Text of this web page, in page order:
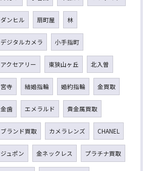
ダンヒル 扇町屋 林
デジタルカメラ 小手指町
アクセアリー 東狭山ヶ丘 北入曽
宮寺 結婚指輪 婚約指輪 金買取
金歯 エメラルド 貴金属買取
ブランド買取 カメラレンズ CHANEL
ジュポン 金ネックレス プラチナ買取